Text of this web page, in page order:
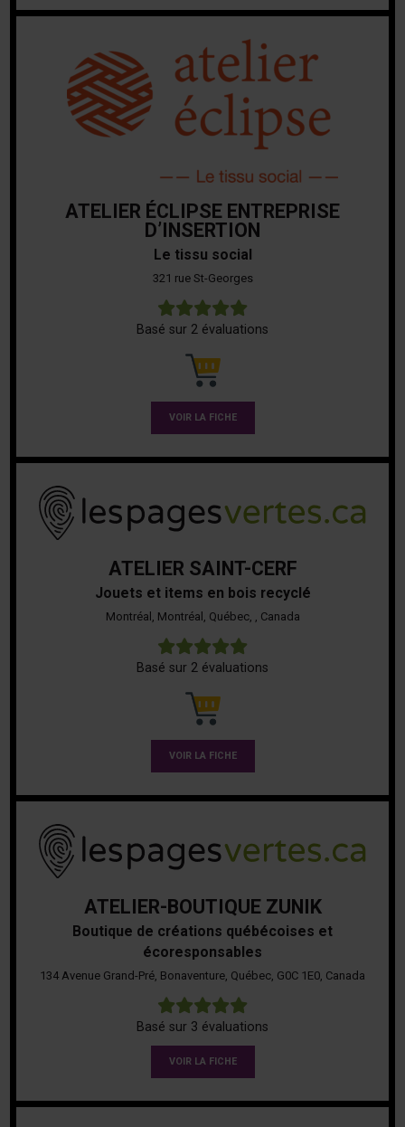
ATELIER ÉCLIPSE ENTREPRISE
D’INSERTION
Le tissu social
321 rue St-Georges
Basé sur 2 évaluations
VOIR LA FICHE
ATELIER SAINT-CERF
Jouets et items en bois recyclé
Montréal, Montréal, Québec, , Canada
Basé sur 2 évaluations
VOIR LA FICHE
ATELIER-BOUTIQUE ZUNIK
Boutique de créations québécoises et
écoresponsables
134 Avenue Grand-Pré, Bonaventure, Québec, G0C 1E0, Canada
Basé sur 3 évaluations
VOIR LA FICHE